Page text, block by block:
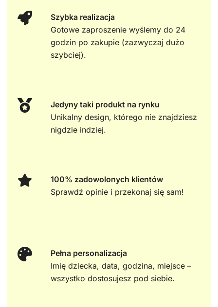
Szybka realizacja
Gotowe zaproszenie wyślemy do 24
godzin po zakupie (zazwyczaj dużo
szybciej).
Jedyny taki produkt na rynku
Unikalny design, którego nie znajdziesz
nigdzie indziej.
100% zadowolonych klientów
Sprawdź opinie i przekonaj się sam!
Pełna personalizacja
Imię dziecka, data, godzina, miejsce –
wszystko dostosujesz pod siebie.